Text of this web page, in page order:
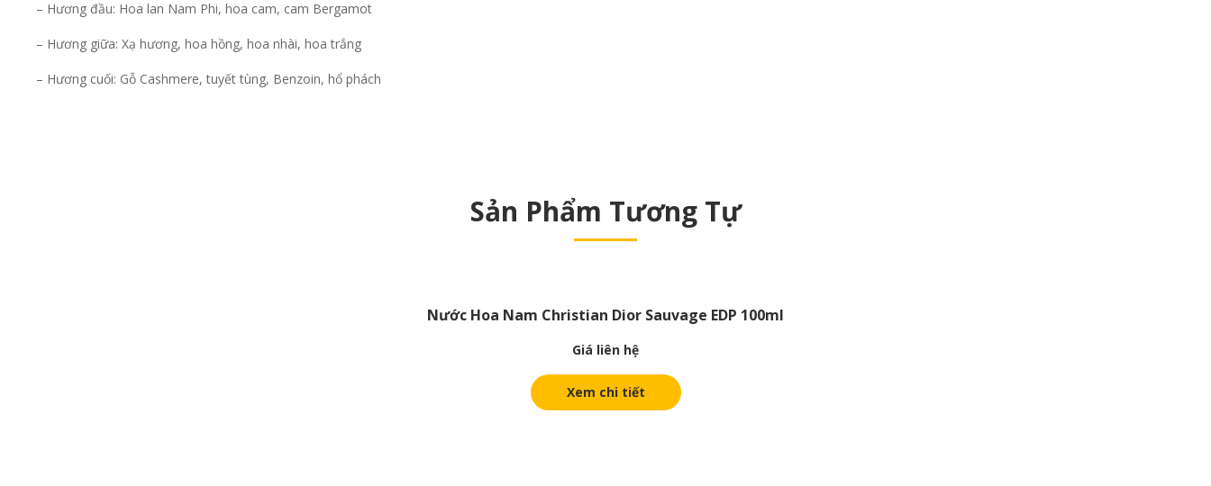
– Hương đầu: Hoa lan Nam Phi, hoa cam, cam Bergamot
– Hương giữa: Xạ hương, hoa hồng, hoa nhài, hoa trắng
– Hương cuối: Gỗ Cashmere, tuyết tùng, Benzoin, hổ phách
Sản Phẩm Tương Tự
Nước Hoa Nam Christian Dior Sauvage EDP 100ml
Giá liên hệ
Xem chi tiết